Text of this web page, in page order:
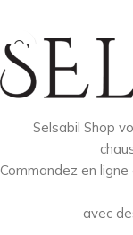
Selsabil Shop
Commandez en
avec